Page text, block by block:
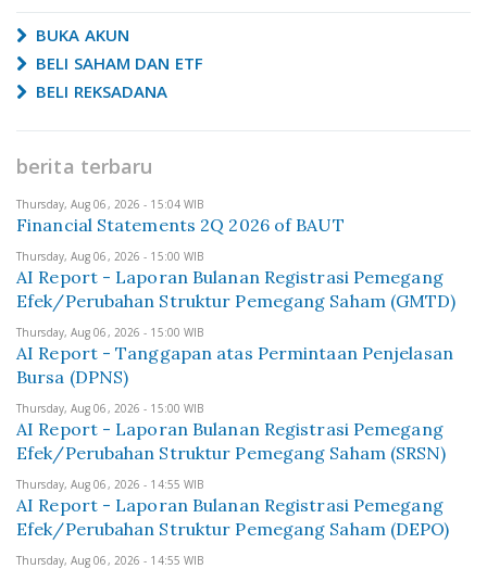
BUKA AKUN
BELI SAHAM DAN ETF
BELI REKSADANA
berita terbaru
Thursday, Aug 06, 2026 - 15:04 WIB
Financial Statements 2Q 2026 of BAUT
Thursday, Aug 06, 2026 - 15:00 WIB
AI Report - Laporan Bulanan Registrasi Pemegang
Efek/Perubahan Struktur Pemegang Saham (GMTD)
Thursday, Aug 06, 2026 - 15:00 WIB
AI Report - Tanggapan atas Permintaan Penjelasan
Bursa (DPNS)
Thursday, Aug 06, 2026 - 15:00 WIB
AI Report - Laporan Bulanan Registrasi Pemegang
Efek/Perubahan Struktur Pemegang Saham (SRSN)
Thursday, Aug 06, 2026 - 14:55 WIB
AI Report - Laporan Bulanan Registrasi Pemegang
Efek/Perubahan Struktur Pemegang Saham (DEPO)
Thursday, Aug 06, 2026 - 14:55 WIB